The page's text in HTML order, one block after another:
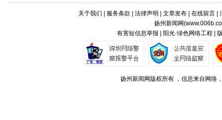
关于我们 服务条款 法律声明 文章发布| 在线留言|
扬州新闻网(
有害短信息举报 | 阳光·绿色网络工程 |
扬州新闻网版权所有 ，信息来自网络